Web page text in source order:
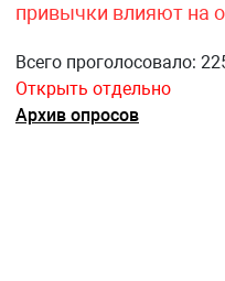
привычки влияют на
Всего проголосовало:
Открыть отдельно
Архив опросов